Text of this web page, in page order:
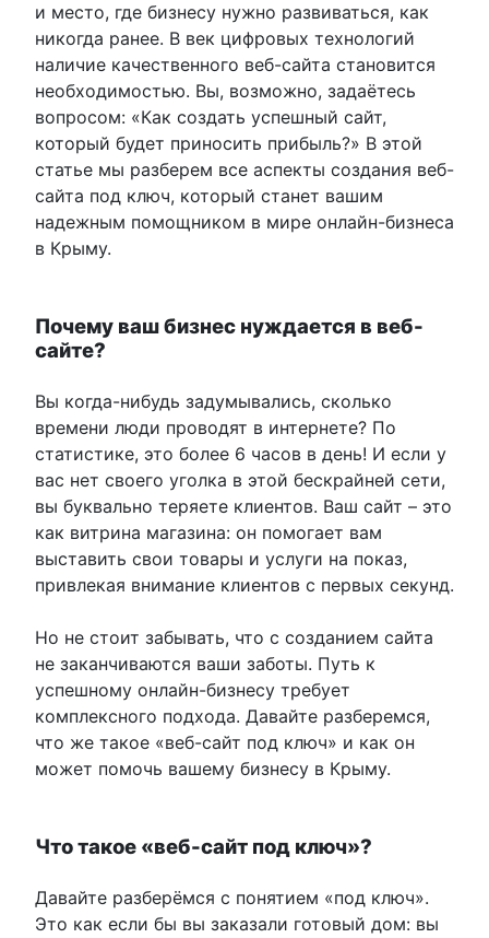
и место, где бизнесу нужно развиваться, как
никогда ранее. В век цифровых технологий
наличие качественного веб-сайта становится
необходимостью. Вы, возможно, задаётесь
вопросом: «Как создать успешный сайт,
который будет приносить прибыль?» В этой
статье мы разберем все аспекты создания веб-
сайта под ключ, который станет вашим
надежным помощником в мире онлайн-бизнеса
в Крыму.
Почему ваш бизнес нуждается в веб-
сайте?
Вы когда-нибудь задумывались, сколько
времени люди проводят в интернете? По
статистике, это более 6 часов в день! И если у
вас нет своего уголка в этой бескрайней сети,
вы буквально теряете клиентов. Ваш сайт – это
как витрина магазина: он помогает вам
выставить свои товары и услуги на показ,
привлекая внимание клиентов с первых секунд.
Но не стоит забывать, что с созданием сайта
не заканчиваются ваши заботы. Путь к
успешному онлайн-бизнесу требует
комплексного подхода. Давайте разберемся,
что же такое «веб-сайт под ключ» и как он
может помочь вашему бизнесу в Крыму.
Что такое «веб-сайт под ключ»?
Давайте разберёмся с понятием «под ключ».
Это как если бы вы заказали готовый дом: вы